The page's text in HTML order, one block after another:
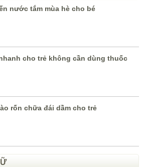
nước tắm mùa hè cho bé
cho trẻ không cần dùng thuốc
rốn chữa đái dầm cho trẻ